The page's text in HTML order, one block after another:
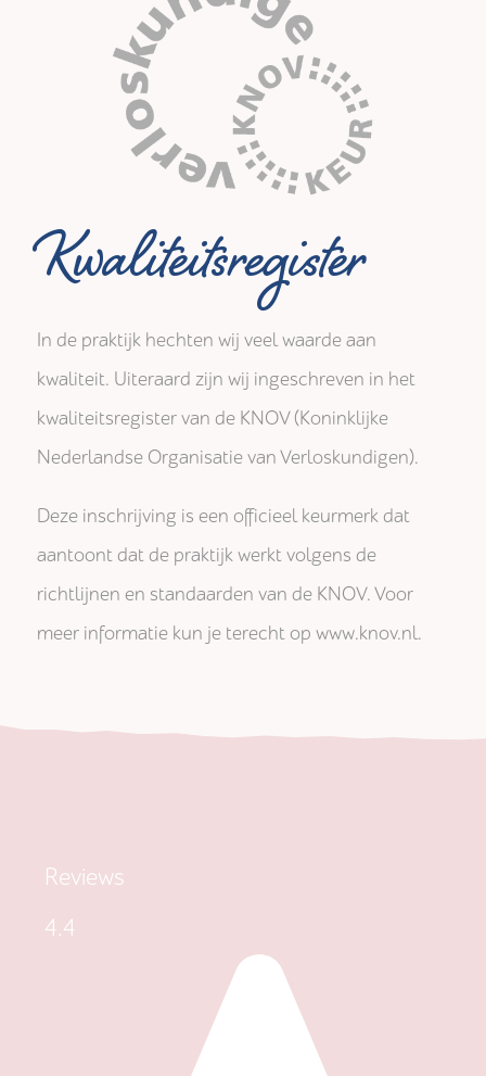
Kwaliteitsregister
In de praktijk hechten wij veel waarde aan
kwaliteit. Uiteraard zijn wij ingeschreven in het
kwaliteitsregister van de KNOV (Koninklijke
Nederlandse Organisatie van Verloskundigen).
Deze inschrijving is een officieel keurmerk dat
aantoont dat de praktijk werkt volgens de
richtlijnen en standaarden van de KNOV. Voor
meer informatie kun je terecht op www.knov.nl.
Reviews
4.4